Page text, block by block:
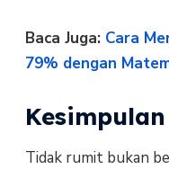
Baca Juga: Cara
79% dengan
Kesimpulan
Tidak rumit bukan